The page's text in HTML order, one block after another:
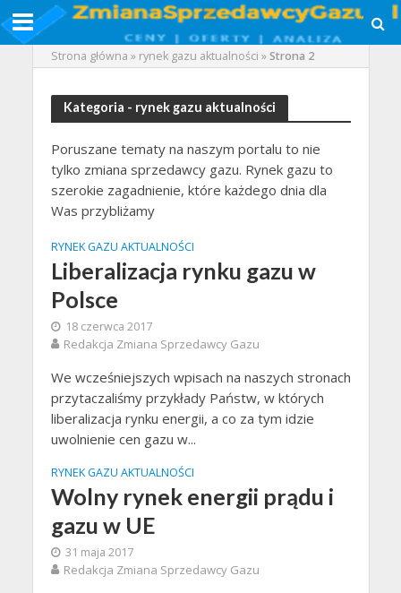
Strona główna » rynek gazu aktualności »Strona 2
Kategoria - rynek gazu aktualności
Poruszane tematy na naszym portalu to nie
tylko zmiana sprzedawcy gazu. Rynek gazu to
szerokie zagadnienie, które każdego dnia dla
Was przybliżamy
RYNEK GAZU AKTUALNOŚCI
Liberalizacja rynku gazu w
Polsce
18 czerwca 2017
Redakcja Zmiana Sprzedawcy Gazu
We wcześniejszych wpisach na naszych stronach
przytaczaliśmy przykłady Państw, w których
liberalizacja rynku energii, a co za tym idzie
uwolnienie cen gazu w...
RYNEK GAZU AKTUALNOŚCI
Wolny rynek energii prądu i
gazu w UE
31 maja 2017
Redakcja Zmiana Sprzedawcy Gazu